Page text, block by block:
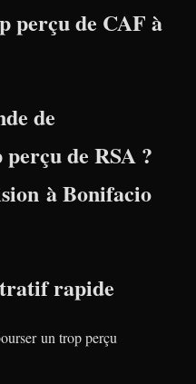
perçu de CAF à
de
de RSA ?
à Bonifacio
rapide
un trop perçu